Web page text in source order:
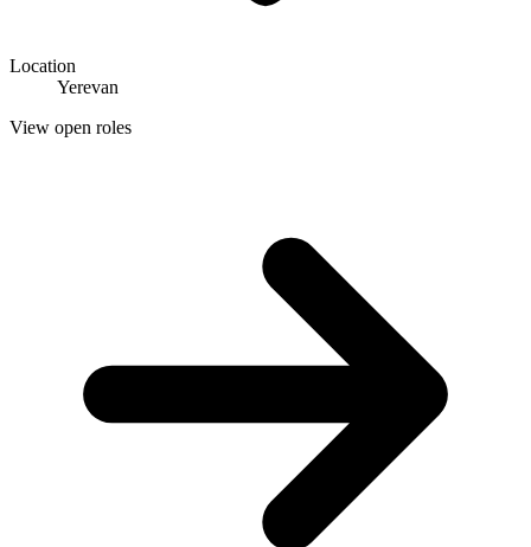
Location
Yerevan
View open roles